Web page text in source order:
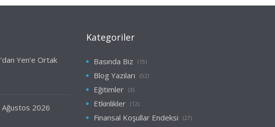
Yen’e Ortak
2026
Kategoriler
Basında Biz (15)
Blog Yazıları (52)
Eğitimler (3)
Etkinlikler (12)
Finansal Koşullar Endeksi (27)